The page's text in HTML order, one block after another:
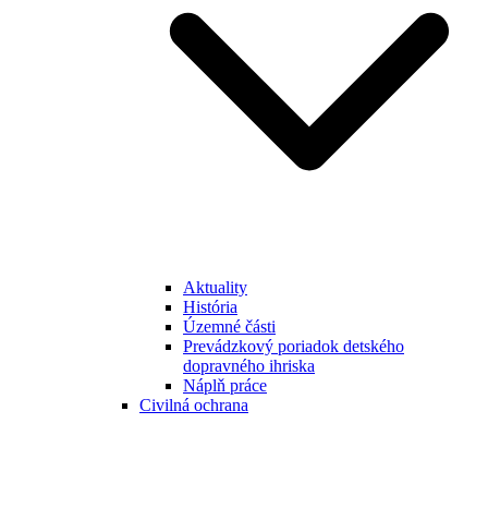
Aktuality
História
Územné části
Prevádzkový poriadok detského
dopravného ihriska
Náplň práce
Civilná ochrana